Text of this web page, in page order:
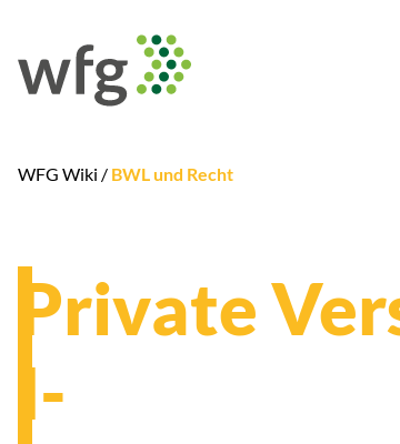
WFG Wiki / BWL und Recht
Private
I-